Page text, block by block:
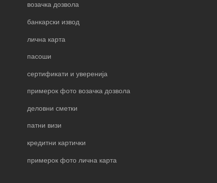
возачка дозвола
банкарски извод
лична карта
пасоши
сертификати и уверенија
примерок фото возачка дозвола
деловни сметки
патни визи
кредитни картички
примерок фото лична карта